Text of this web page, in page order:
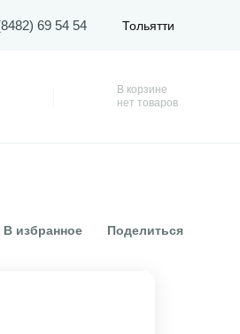
69 54 54 Тольятти
Корзина
В корзине
нет товаров
В избранное Поделиться